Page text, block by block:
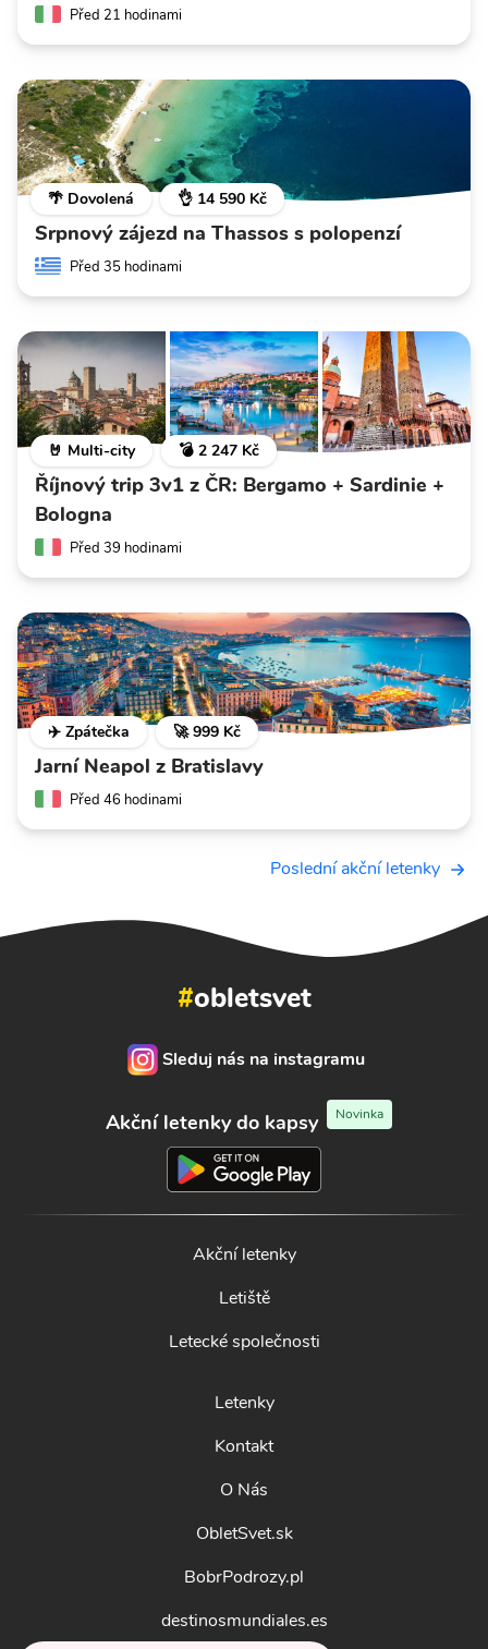
Před 21 hodinami
🌴 Dovolená 👌 14 590 Kč
Srpnový zájezd na Thassos s polopenzí
Před 35 hodinami
🤘 Multi-city 💣 2 247 Kč
Říjnový trip 3v1 z ČR: Bergamo + Sardinie +
Bologna
Před 39 hodinami
✈️ Zpátečka 🚀 999 Kč
Jarní Neapol z Bratislavy
Před 46 hodinami
Poslední akční letenky
#obletsvet
Sleduj nás na instagramu
Akční letenky do kapsy Novinka
Akční letenky
Letiště
Letecké společnosti
Letenky
Kontakt
O Nás
ObletSvet.sk
BobrPodrozy.pl
destinosmundiales.es